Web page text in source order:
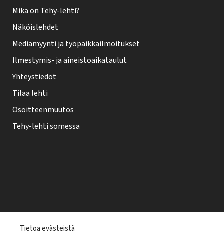
Mikä on Tehy-lehti?
Näköislehdet
Mediamyynti ja työpaikkailmoitukset
Ilmestymis- ja aineistoaikataulut
Yhteystiedot
Tilaa lehti
Osoitteenmuutos
Tehy-lehti somessa
Tietoa evästeistä